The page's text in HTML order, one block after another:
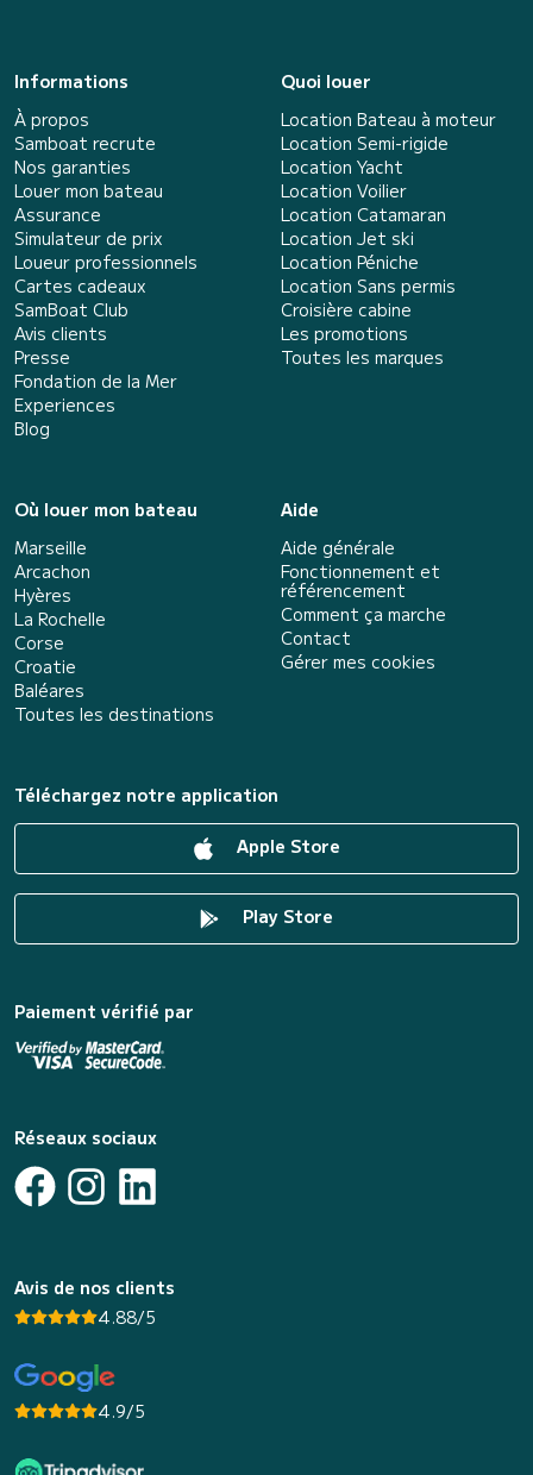
Informations
À propos
Samboat recrute
Nos garanties
Louer mon bateau
Assurance
Simulateur de prix
Loueur professionnels
Cartes cadeaux
SamBoat Club
Avis clients
Presse
Fondation de la Mer
Experiences
Blog
Quoi louer
Location Bateau à moteur
Location Semi-rigide
Location Yacht
Location Voilier
Location Catamaran
Location Jet ski
Location Péniche
Location Sans permis
Croisière cabine
Les promotions
Toutes les marques
Où louer mon bateau
Marseille
Arcachon
Hyères
La Rochelle
Corse
Croatie
Baléares
Toutes les destinations
Aide
Aide générale
Fonctionnement et
référencement
Comment ça marche
Contact
Gérer mes cookies
Téléchargez notre application
Apple Store
Play Store
Paiement vérifié par
Réseaux sociaux
Avis de nos clients
4.88/5
4.9/5